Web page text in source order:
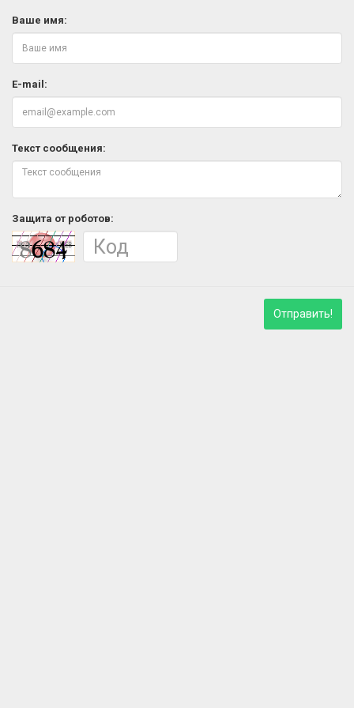
Ваше имя:
E-mail:
Текст сообщения:
Защита от роботов:
Отправить!